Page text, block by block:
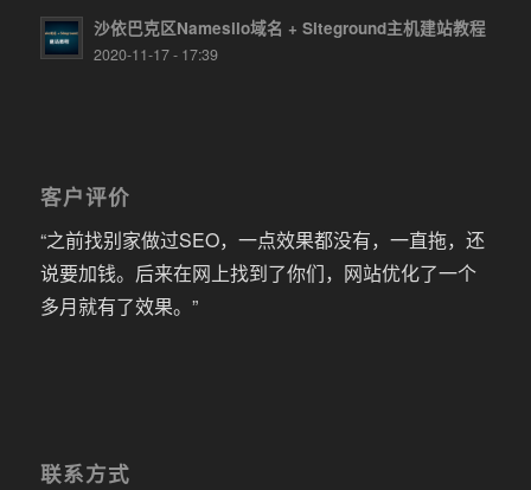
沙依巴克区Namesilo域名 + Siteground主机建站教程
2020-11-17 - 17:39
客户评价
“之前找别家做过SEO，一点效果都没有，一直拖，还
说要加钱。后来在网上找到了你们，网站优化了一个
多月就有了效果。”
联系方式